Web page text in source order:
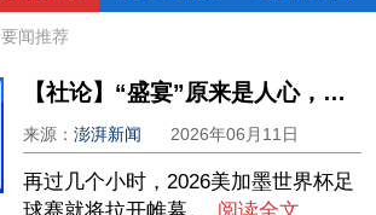
要闻推荐
【社论】“盛宴”原来是人心，是时间
来源：澎湃新闻 2026年06月11日
再过几个小时，2026美加墨世界杯足